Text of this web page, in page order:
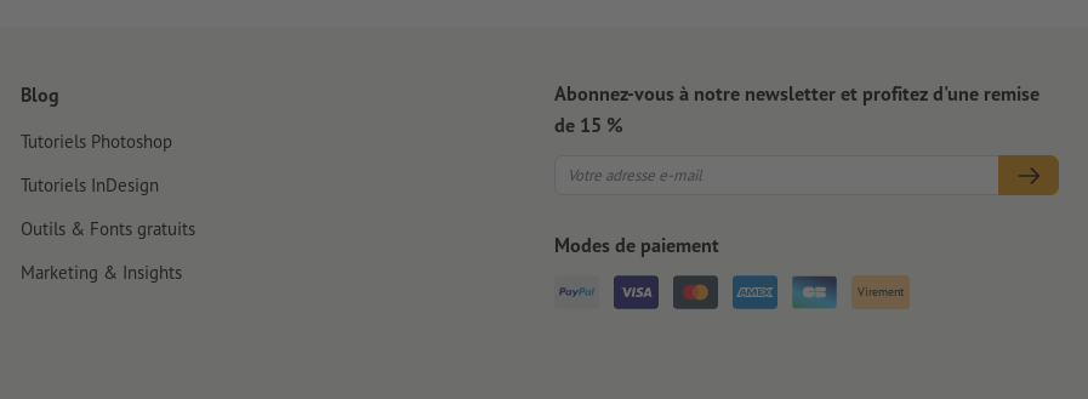
Blog
Tutoriels Photoshop
Tutoriels InDesign
Outils & Fonts gratuits
Marketing & Insights
Abonnez-vous à notre newsletter et profitez d'une remise
de 15 %
Modes de paiement
Virement